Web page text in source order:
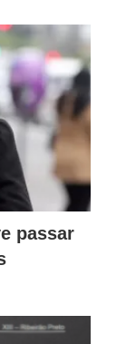
passar